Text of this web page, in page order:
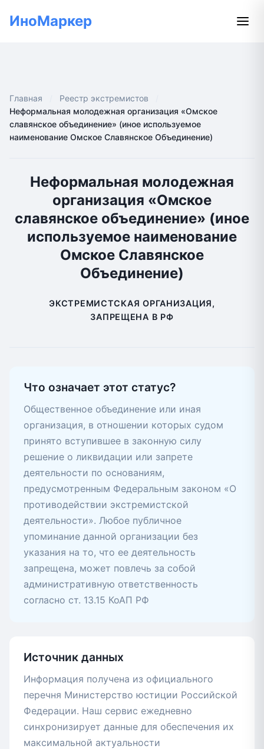
ИноМаркер
Главная
Реестр экстремистов
Неформальная молодежная организация «Омское
славянское объединение» (иное используемое
наименование Омское Славянское Объединение)
Неформальная молодежная
организация «Омское
славянское объединение» (иное
используемое наименование
Омское Славянское
Объединение)
ЭКСТРЕМИСТСКАЯ ОРГАНИЗАЦИЯ,
ЗАПРЕЩЕНА В РФ
Что означает этот статус?
Общественное объединение или иная
организация, в отношении которых судом
принято вступившее в законную силу
решение о ликвидации или запрете
деятельности по основаниям,
предусмотренным Федеральным законом «О
противодействии экстремистской
деятельности». Любое публичное
упоминание данной организации без
указания на то, что ее деятельность
запрещена, может повлечь за собой
административную ответственность
согласно ст. 13.15 КоАП РФ
Источник данных
Информация получена из официального
перечня Министерство юстиции Российской
Федерации. Наш сервис ежедневно
синхронизирует данные для обеспечения их
максимальной актуальности